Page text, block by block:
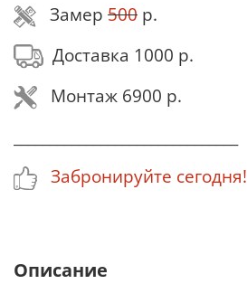
Замер 500 р.
Доставка 1000 р.
Монтаж 6900 р.
Забронируйте сегодня!
Описание